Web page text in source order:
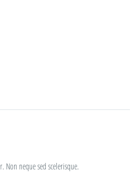
Non neque sed scelerisque.